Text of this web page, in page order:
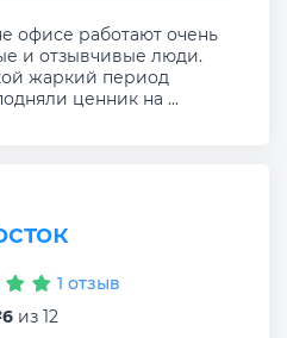
офисе работают очень
и отзывчивые люди.
жаркий период
ценник на ...
1 отзыв
из 12